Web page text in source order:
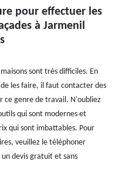
pour effectuer les
à Jarmenil
sont très difficiles. En
les faire, il faut contacter des
ce genre de travail. N'oubliez
qui sont modernes et
qui sont imbattables. Pour
veuillez le téléphoner
devis gratuit et sans